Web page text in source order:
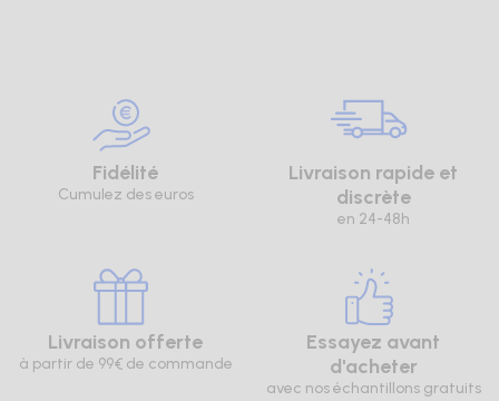
Fidélité
Cumulez des euros
Livraison rapide et
discrète
en 24-48h
Livraison offerte
à partir de 99€ de commande
Essayez avant
d'acheter
avec nos échantillons gratuits